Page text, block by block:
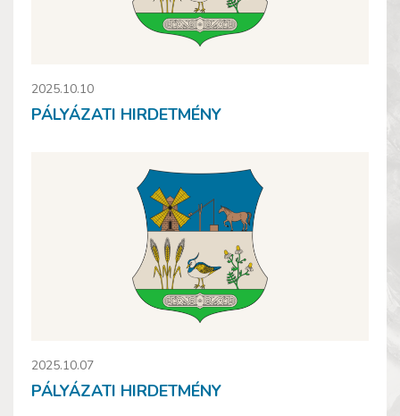
2025.10.10
PÁLYÁZATI HIRDETMÉNY
2025.10.07
PÁLYÁZATI HIRDETMÉNY